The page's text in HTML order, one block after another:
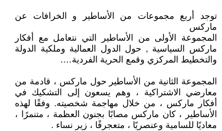
توجد أربع مجموعات من الأساطير و الخرافات عن
ماركس
المجموعة الأولى من الأساطير التي نتعامل مع أفكار
ماركس السياسية , حول الدول العمالية وملكية الدولة
والتخطيط المركزي وقمع الحرية الفردية….
المجموعة الثانية من الأساطير حول ماركس ، قادمة من
معارضي الاشتراكية ، وهم يسعون إلى التشكيك في
أفكار ماركس ، من خلال مهاجمة شخصيته. وفقًا لهذه
الأساطير ، كان ماركس مصابًا بجنون العظمة ، متنمرًا ،
معاديًا للسامية وعنصريًا ، متعجرفًا ، زير نساء .